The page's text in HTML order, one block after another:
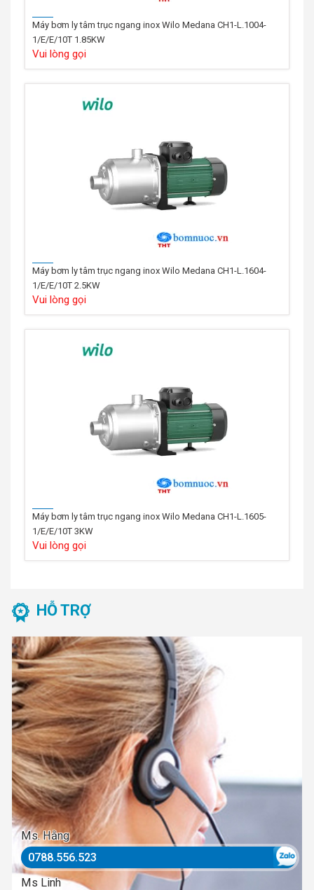
Máy bơm ly tâm trục ngang inox Wilo Medana CH1-L.1004-
1/E/E/10T 1.85KW
Vui lòng gọi
Máy bơm ly tâm trục ngang inox Wilo Medana CH1-L.1604-
1/E/E/10T 2.5KW
Vui lòng gọi
Máy bơm ly tâm trục ngang inox Wilo Medana CH1-L.1605-
1/E/E/10T 3KW
Vui lòng gọi
HỖ TRỢ
Ms. Hằng
0788.556.523
Ms Linh